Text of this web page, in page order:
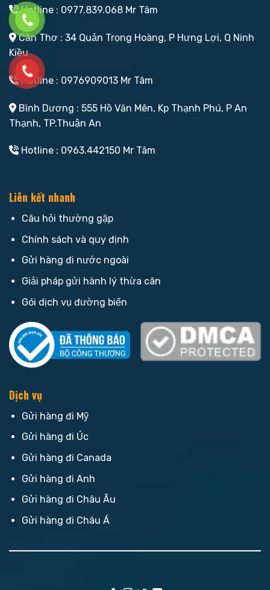
Hotline : 0977.839.068 Mr Tâm
Cần Thơ : 34 Quản Trọng Hoàng, P Hưng Lợi, Q Ninh
Kiều
Hotline : 0976909013 Mr Tâm
Bình Dương : 555 Hồ Văn Mên, Kp Thạnh Phú, P An
Thạnh, TP.Thuận An
Hotline : 0963.442150 Mr Tâm
Liên kết nhanh
Câu hỏi thường gặp
Chính sách và quy định
Gửi hàng đi nước ngoài
Giải pháp gửi hành lý thừa cân
Gói dịch vụ đường biển
Dịch vụ
Gửi hàng đi Mỹ
Gửi hàng đi Úc
Gửi hàng đi Canada
Gửi hàng đi Anh
Gửi hàng đi Châu Âu
Gửi hàng đi Châu Á